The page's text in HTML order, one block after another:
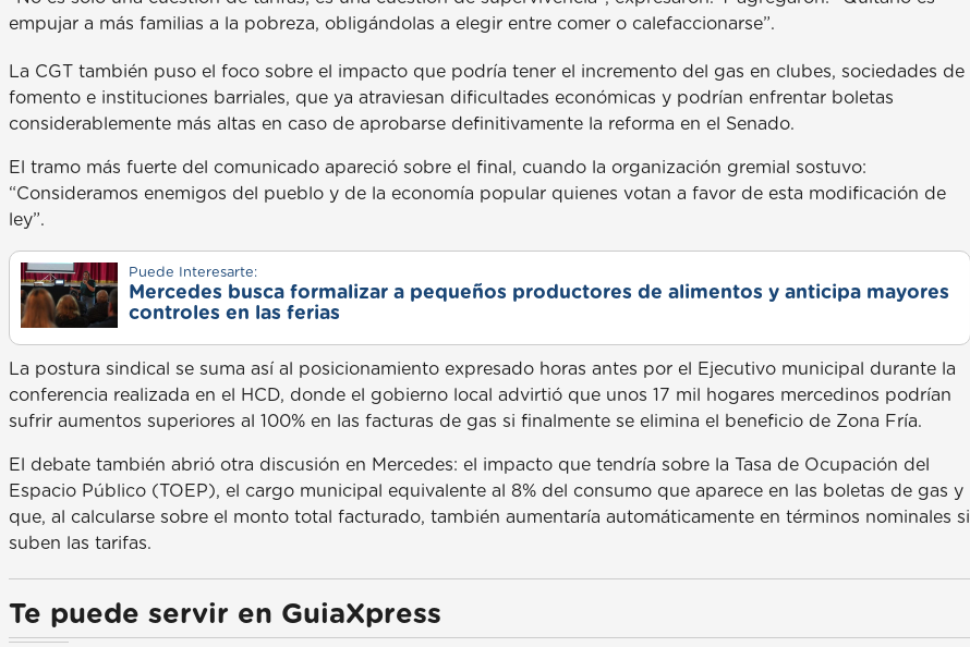
empujar a más familias a la pobreza, obligándolas a elegir entre comer o calefaccionarse”.
La CGT también puso el foco sobre el impacto que podría tener el incremento del gas en clubes, sociedades de
fomento e instituciones barriales, que ya atraviesan dificultades económicas y podrían enfrentar boletas
considerablemente más altas en caso de aprobarse definitivamente la reforma en el Senado.
El tramo más fuerte del comunicado apareció sobre el final, cuando la organización gremial sostuvo:
“Consideramos enemigos del pueblo y de la economía popular quienes votan a favor de esta modificación de
ley”.
Puede Interesarte:
Mercedes busca formalizar a pequeños productores de alimentos y anticipa mayores
controles en las ferias
La postura sindical se suma así al posicionamiento expresado horas antes por el Ejecutivo municipal durante la
conferencia realizada en el HCD, donde el gobierno local advirtió que unos 17 mil hogares mercedinos podrían
sufrir aumentos superiores al 100% en las facturas de gas si finalmente se elimina el beneficio de Zona Fría.
El debate también abrió otra discusión en Mercedes: el impacto que tendría sobre la Tasa de Ocupación del
Espacio Público (TOEP), el cargo municipal equivalente al 8% del consumo que aparece en las boletas de gas y
que, al calcularse sobre el monto total facturado, también aumentaría automáticamente en términos nominales si
suben las tarifas.
Te puede servir en GuiaXpress